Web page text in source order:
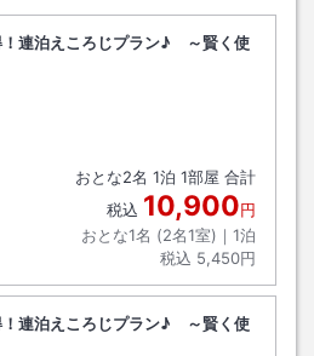
！連泊えころじプラン♪ ～賢く使
おとな2名 1泊 1部屋 合計
税込 10,900円
おとな1名 (2名1室)｜ 1泊
税込 5,450円
！連泊えころじプラン♪ ～賢く使